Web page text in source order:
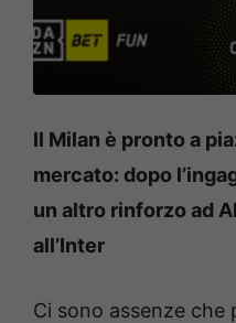
Il Milan è pronto a
mercato: dopo
un altro rinforzo ad
all’Inter
Ci sono assenze che